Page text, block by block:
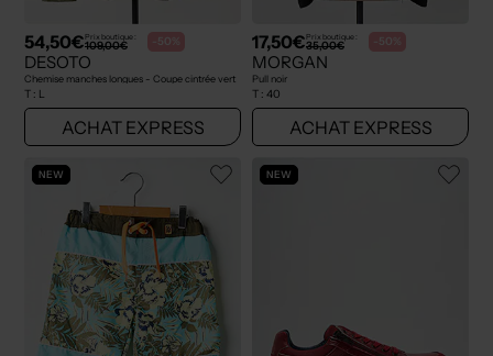
54,50€Prix boutique :
109,00€ -50%
DESOTO
Chemise manches longues - Coupe cintrée vert
T : L
ACHAT EXPRESS
17,50€Prix boutique :
35,00€ -50%
MORGAN
Pull noir
T : 40
ACHAT EXPRESS
NEW NEW